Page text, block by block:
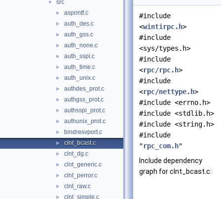
▼ src
► asprintf.c
► auth_des.c
► auth_gss.c
► auth_none.c
► auth_sspi.c
► auth_time.c
► auth_unix.c
► authdes_prot.c
► authgss_prot.c
► authsspi_prot.c
► authunix_prot.c
► bindresvport.c
► clnt_bcast.c
► clnt_dg.c
► clnt_generic.c
► clnt_perror.c
► clnt_raw.c
► clnt_simple.c
#include
<wintirpc.h>
#include
<sys/types.h>
#include
<rpc/rpc.h>
#include
<rpc/nettype.h>
#include <errno.h>
#include <stdlib.h>
#include <string.h>
#include
"rpc_com.h"
Include dependency
graph for clnt_bcast.c: